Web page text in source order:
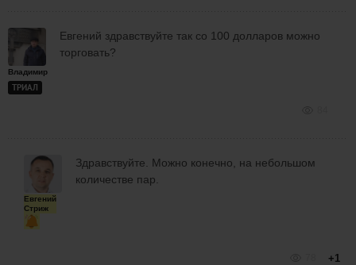
Владимир
ТРИАЛ
Евгений здравствуйте так со 100 долларов можно
торговать?
Евгений
Стриж
Здравствуйте. Можно конечно, на небольшом
количестве пар.
+1